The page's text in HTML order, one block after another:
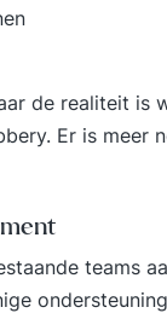
de realiteit is
. Er is meer
teams